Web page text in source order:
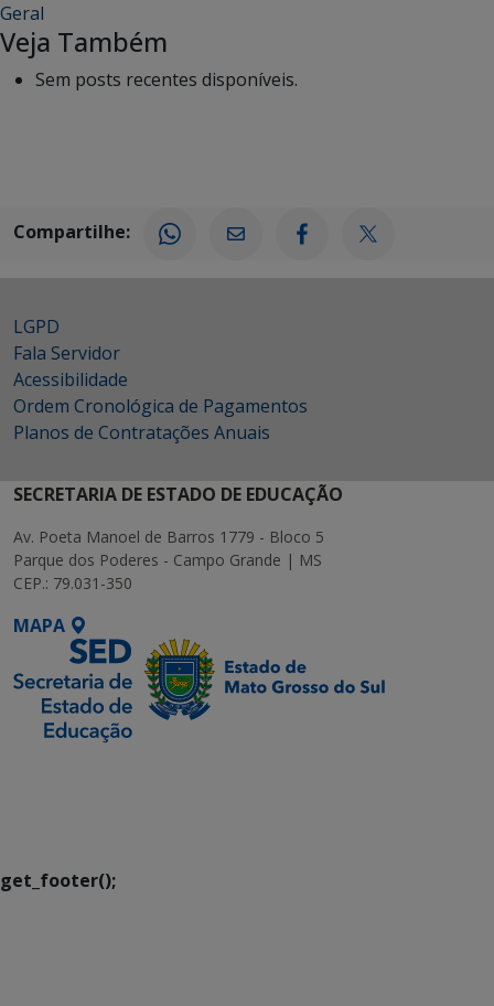
Geral
Veja Também
Sem posts recentes disponíveis.
Compartilhe:
LGPD
Fala Servidor
Acessibilidade
Ordem Cronológica de Pagamentos
Planos de Contratações Anuais
SECRETARIA DE ESTADO DE EDUCAÇÃO
Av. Poeta Manoel de Barros 1779 - Bloco 5
Parque dos Poderes - Campo Grande | MS
CEP.: 79.031-350
MAPA
get_footer();